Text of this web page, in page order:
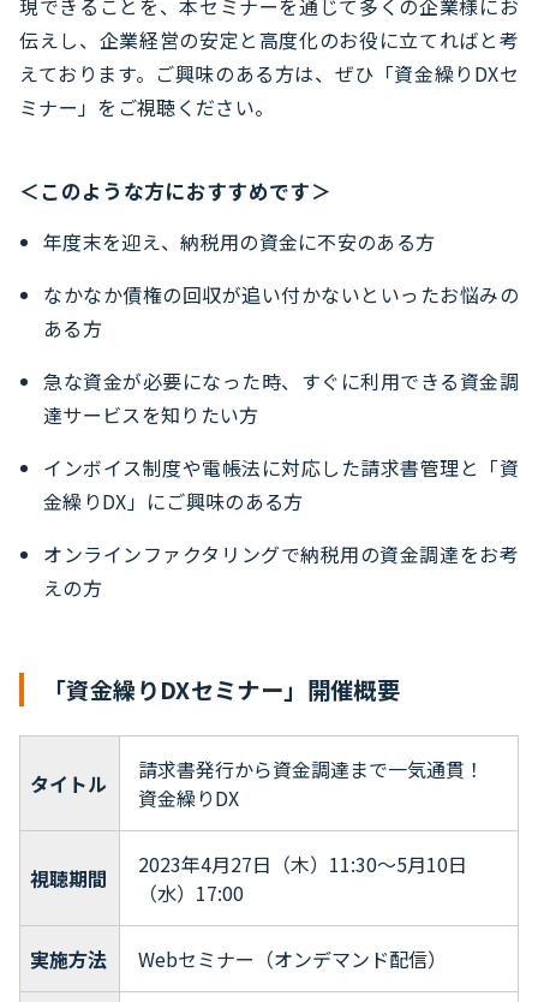
伝えし、企業経営の安定と高度化のお役に立てればと考
えております。ご興味のある方は、ぜひ「資金繰りDXセ
ミナー」をご視聴ください。
＜このような方におすすめです＞
年度末を迎え、納税用の資金に不安のある方
なかなか債権の回収が追い付かないといったお悩みの
ある方
急な資金が必要になった時、すぐに利用できる資金調
達サービスを知りたい方
インボイス制度や電帳法に対応した請求書管理と「資
金繰りDX」にご興味のある方
オンラインファクタリングで納税用の資金調達をお考
えの方
「資金繰りDXセミナー」開催概要
タイトル
請求書発行から資金調達まで一気通貫！
資金繰りDX
視聴期間
2023年4月27日（木）11:30～5月10日
（水）17:00
実施方法 Webセミナー（オンデマンド配信）